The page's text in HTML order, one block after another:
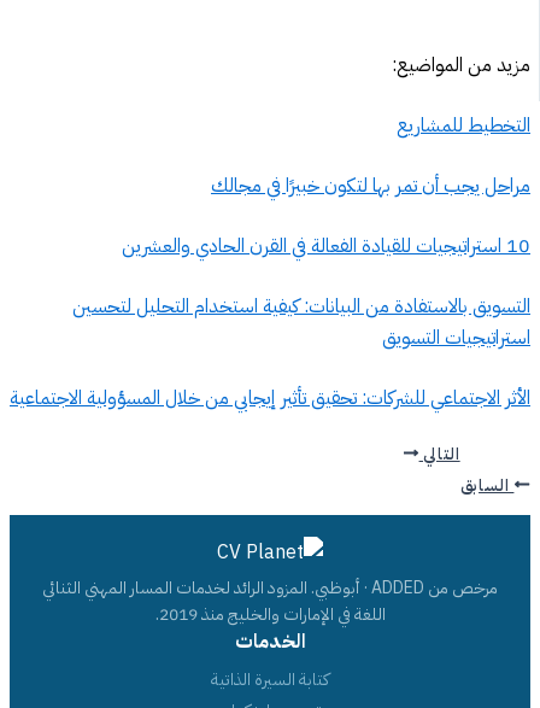
مزيد من المواضيع:
التخطيط للمشاريع
مراحل يجب أن تمر بها لتكون خبيرًا في مجالك
10 استراتيجيات للقيادة الفعالة في القرن الحادي والعشرين
التسويق بالاستفادة من البيانات: كيفية استخدام التحليل لتحسين
استراتيجيات التسويق
الأثر الاجتماعي للشركات: تحقيق تأثير إيجابي من خلال المسؤولية الاجتماعية
السابق
التالي
مرخص من ADDED · أبوظبي. المزود الرائد لخدمات المسار المهني الثنائي
اللغة في الإمارات والخليج منذ 2019.
الخدمات
كتابة السيرة الذاتية